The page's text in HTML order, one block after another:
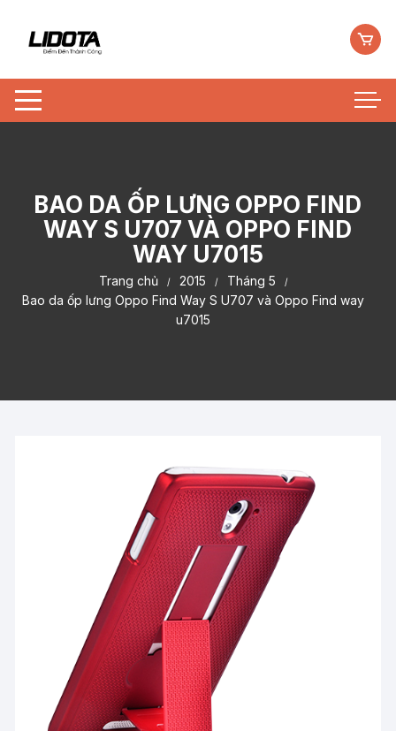
BAO DA ỐP LƯNG OPPO FIND
WAY S U707 VÀ OPPO FIND
WAY U7015
Trang chủ 2015
Tháng 5
Bao da ốp lưng Oppo Find Way S U707 và Oppo Find way
u7015